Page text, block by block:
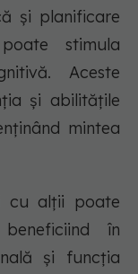
și planificare
stimula
Aceste
și abilitățile
mintea
cu alții poate
în
și funcția